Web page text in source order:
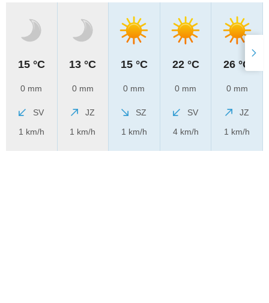
15 °C
0 mm
SV
1 km/h
13 °C
0 mm
JZ
1 km/h
15 °C
0 mm
SZ
1 km/h
22 °C
0 mm
SV
4 km/h
26 °C
0 mm
JZ
1 km/h